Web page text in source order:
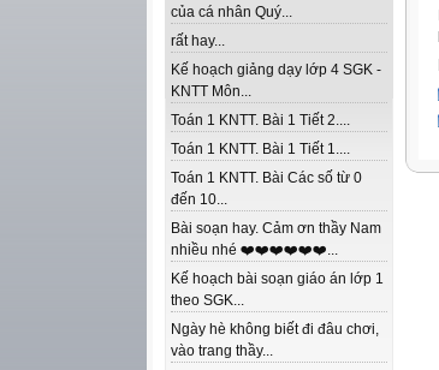
của cá nhân Quý...
rất hay...
Kế hoạch giảng dạy lớp 4 SGK -
KNTT Môn...
Toán 1 KNTT. Bài 1 Tiết 2....
Toán 1 KNTT. Bài 1 Tiết 1....
Toán 1 KNTT. Bài Các số từ 0
đến 10...
Bài soạn hay. Cảm ơn thầy Nam
nhiều nhé ❤️❤️❤️❤️❤️❤️...
Kế hoạch bài soạn giáo án lớp 1
theo SGK...
Ngày hè không biết đi đâu chơi,
vào trang thầy...